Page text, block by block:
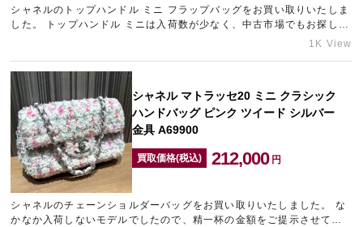
シャネルのトップハンドル ミニ フラップバッグをお買い取りいたしま
した。 トップハンドル ミニは入荷数が少なく、中古市場でもお探しの
方が非常に多くいらっしゃいます。 特に黒×ラムスキンの組…1K View
シャネル マトラッセ20 ミニ クラシック
ハンドバッグ ピンク ツイード シルバー
金具 A69900
買取価格(税込) 212,000 円
シャネルのチェーンショルダーバッグをお買い取りいたしました。 な
かなか入荷しないモデルでしたので、精一杯の金額をご提示させてい